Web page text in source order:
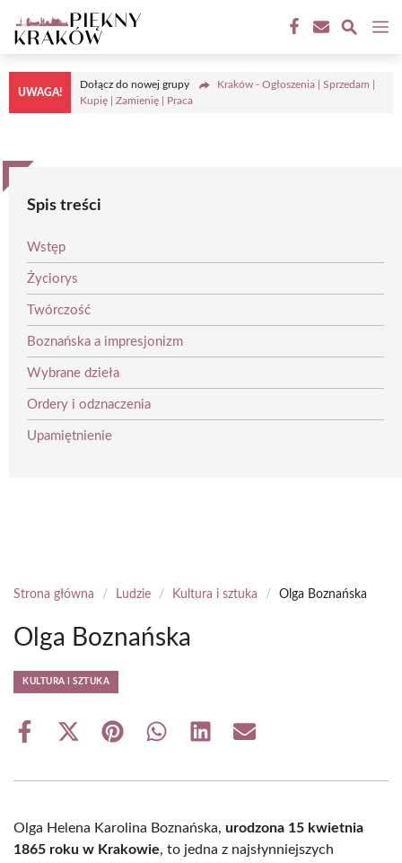
do
treści
UWAGA!
Dołącz do nowej grupy
Kraków - Ogłoszenia | Sprzedam |
Kupię | Zamienię | Praca
Spis treści
Wstęp
Życiorys
Twórczość
Boznańska a impresjonizm
Wybrane dzieła
Ordery i odznaczenia
Upamiętnienie
Strona główna / Ludzie / Kultura i sztuka / Olga Boznańska
Olga Boznańska
KULTURA I SZTUKA
Share
Share
(Twitter)
Share Share Share Share
Olga Helena Karolina Boznańska, urodzona 15 kwietnia
1865 roku w Krakowie, to jedna z najsłynniejszych